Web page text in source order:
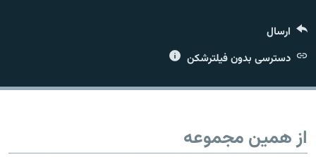
زبان‌های دیگر
ارسال
دسترسی بدون فیلترشکن
از همین مجموعه